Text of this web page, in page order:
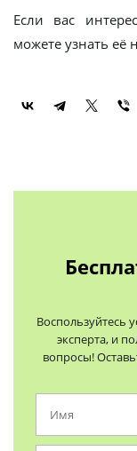
Если вас
можете узнать её
Воспользуйтесь
эксперта, и
вопросы!